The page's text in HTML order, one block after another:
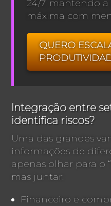
24/7, mantendo
máxima com
QUERO
Integração entre
identifica riscos?
Uma das grandes
informações de
apenas olhar para o
mas juntar:
Financeiro e